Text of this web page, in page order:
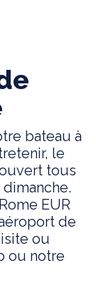
bateau à
le
tous
EUR
de
ou
ou notre